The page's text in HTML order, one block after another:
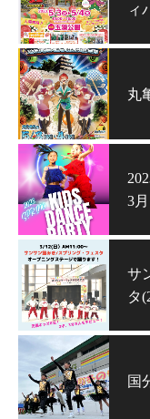
ィ
丸
3月
サ
タ
国